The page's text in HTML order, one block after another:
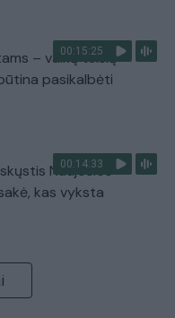
00:15:25
– vaikų teisių
pasikalbėti
00:14:33
Naujosios
kas vyksta